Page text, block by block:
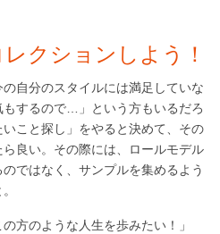
クションしよう！
の自分のスタイルには満足していな
するので…」という方もいるだろ
こと探し」をやると決めて、その
良い。その際には、ロールモデル
ではなく、サンプルを集めるよう
方のような人生を歩みたい！」